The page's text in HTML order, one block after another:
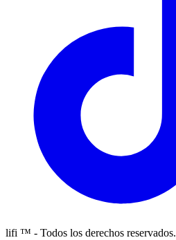
lifi ™ - Todos los derechos reservados.